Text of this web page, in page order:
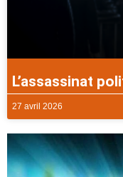
L’assassinat
27 avril 2026